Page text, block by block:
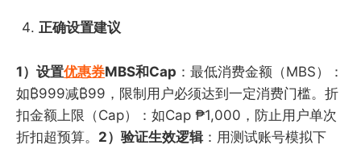
正确设置建议
1）设置优惠券MBS和Cap ：最低消费金额（MBS）：
如₿999减₿99，限制用户必须达到一定消费门槛。折
扣金额上限（Cap）：如Cap ₱1,000，防止用户单次
折扣超预算。 2）验证生效逻辑：用测试账号模拟下